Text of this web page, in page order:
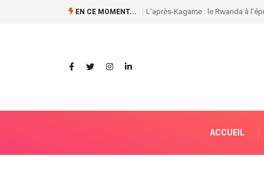
EN CE MOMENT... Affaires foncières et ENA:
ACCUEIL